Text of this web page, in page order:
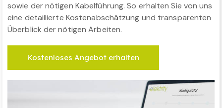
sowie der nötigen Kabelführung. So erhalten Sie von uns
eine detaillierte Kostenabschätzung und transparenten
Überblick der nötigen Arbeiten.
Kostenloses Angebot erhalten